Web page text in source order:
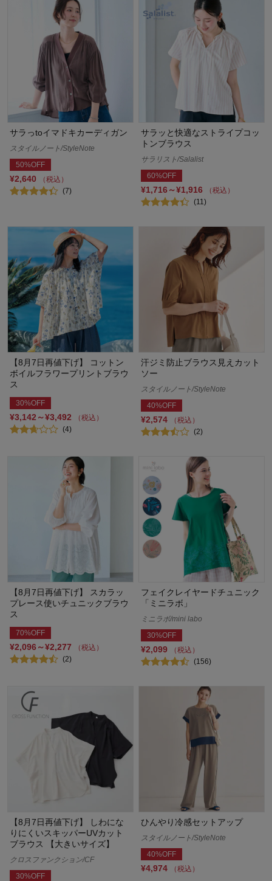
サラっtoイマドキカーディガン
スタイルノート/StyleNote
50%OFF
¥2,640
（税込）
(7)
サラッと快適なストライプコッ
トンブラウス
サラリスト/Salalist
60%OFF
¥1,716～¥1,916
（税込）
(11)
【8月7日再値下げ】 コットン
ボイルフラワープリントブラウ
ス
30%OFF
¥3,142～¥3,492
（税込）
(4)
汗ジミ防止ブラウス見えカット
ソー
スタイルノート/StyleNote
40%OFF
¥2,574
（税込）
(2)
【8月7日再値下げ】 スカラッ
プレース使いチュニックブラウ
ス
70%OFF
¥2,096～¥2,277
（税込）
(2)
フェイクレイヤードチュニック
「ミニラボ」
ミニラボ/mini labo
30%OFF
¥2,099
（税込）
(156)
【8月7日再値下げ】 しわにな
りにくいスキッパーUVカット
ブラウス 【大きいサイズ】
クロスファンクション/CF
30%OFF
ひんやり冷感セットアップ
スタイルノート/StyleNote
40%OFF
¥4,974 （税込）